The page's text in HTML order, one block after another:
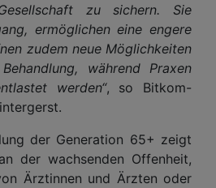
zu sichern. Sie
ermöglichen eine engere
zudem neue Möglichkeiten
während Praxen
werden“, so Bitkom-
der Generation 65+ zeigt
der wachsenden Offenheit,
Ärztinnen und Ärzten oder